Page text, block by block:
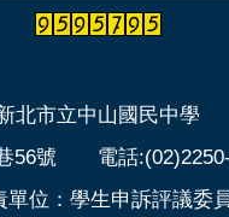
北市立中山國民中學
巷56號 電話
位：學生申訴評議委